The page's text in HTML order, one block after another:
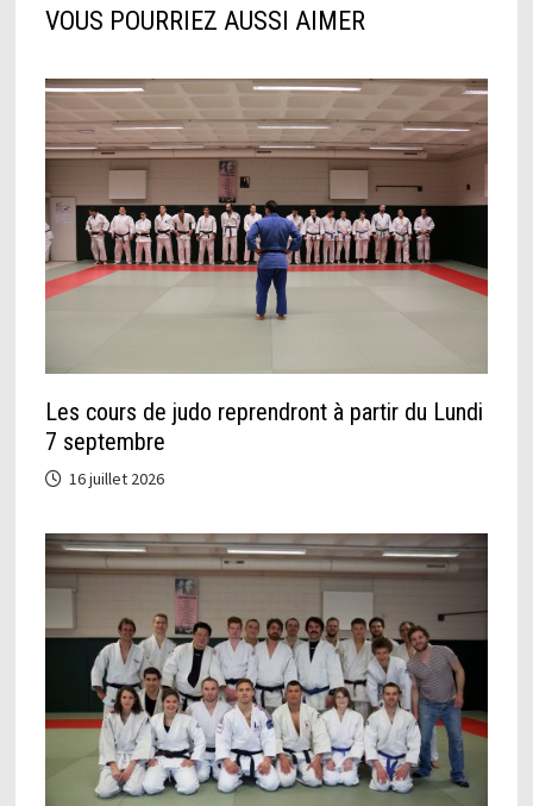
VOUS POURRIEZ AUSSI AIMER
Les cours de judo reprendront à partir du Lundi
7 septembre
16 juillet 2026